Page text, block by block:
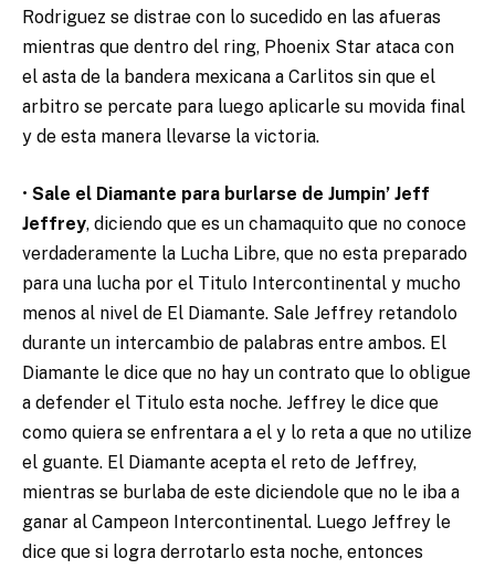
Rodriguez se distrae con lo sucedido en las afueras
mientras que dentro del ring, Phoenix Star ataca con
el asta de la bandera mexicana a Carlitos sin que el
arbitro se percate para luego aplicarle su movida final
y de esta manera llevarse la victoria.
• Sale el Diamante para burlarse de Jumpin’ Jeff
Jeffrey, diciendo que es un chamaquito que no conoce
verdaderamente la Lucha Libre, que no esta preparado
para una lucha por el Titulo Intercontinental y mucho
menos al nivel de El Diamante. Sale Jeffrey retandolo
durante un intercambio de palabras entre ambos. El
Diamante le dice que no hay un contrato que lo obligue
a defender el Titulo esta noche. Jeffrey le dice que
como quiera se enfrentara a el y lo reta a que no utilize
el guante. El Diamante acepta el reto de Jeffrey,
mientras se burlaba de este diciendole que no le iba a
ganar al Campeon Intercontinental. Luego Jeffrey le
dice que si logra derrotarlo esta noche, entonces